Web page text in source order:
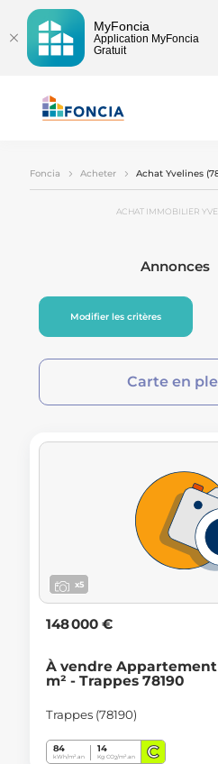
MyFoncia
Application MyFoncia
Gratuit
Foncia Acheter Achat Yvelines
ACHAT IMMOBILIER
Annonces
Modifier les critères
Carte en
x5
148 000 €
À vendre Appartement
m² - Trappes 78190
Trappes (78190)
84
kWh/m².an
14
Kg CO2/m².an C